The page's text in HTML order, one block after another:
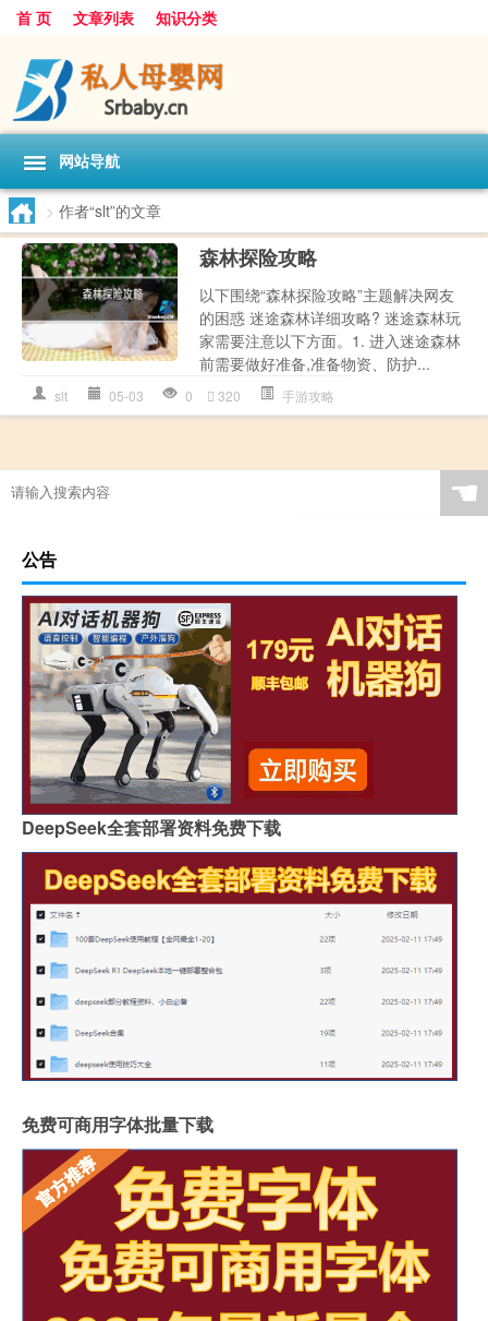
首 页 文章列表 知识分类
网站导航
> 作者“slt”的文章
森林探险攻略
以下围绕“森林探险攻略”主题解决网友
的困惑 迷途森林详细攻略? 迷途森林玩
家需要注意以下方面。1. 进入迷途森林
前需要做好准备,准备物资、防护...
slt 05-03 0 320 手游攻略
☚
公告
DeepSeek全套部署资料免费下载
免费可商用字体批量下载